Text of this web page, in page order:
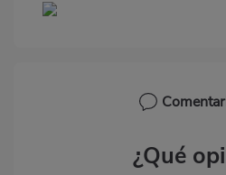
¿Qué